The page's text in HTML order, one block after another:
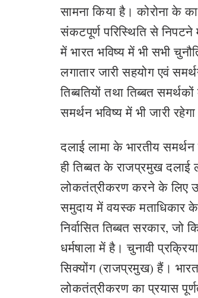
सामना किया है। कोरोना के
संकटपूर्ण परिस्थिति से
में भारत भविष्य में भी सभी
लगातार जारी सहयोग एवं
तिब्बतियों तथा तिब्बत
समर्थन भविष्य में भी जारी
दलाई लामा के भारतीय
ही तिब्बत के राजप्रमुख दलाई
लोकतंत्रीकरण करने के लिए
समुदाय में वयस्क मताधिकार के
निर्वासित तिब्बत सरकार,
धर्मषाला में है। चुनावी
सिक्योंग (राजप्रमुख) हैं।
लोकतंत्रीकरण का प्रयास